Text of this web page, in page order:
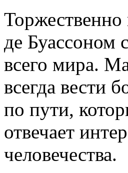
Торжественно
де
всего мира.
всегда вести
по пути,
отвечает
человечества.